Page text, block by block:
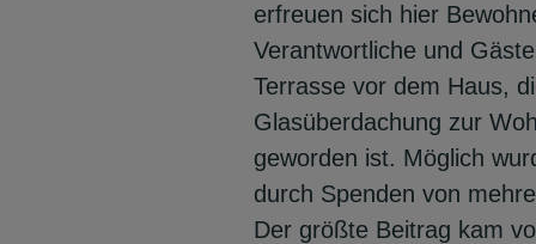
erfreuen sich hier
Verantwortliche und
Terrasse vor dem Haus,
Glasüberdachung zur
geworden ist. Möglich
durch Spenden von
Der größte Beitrag kam